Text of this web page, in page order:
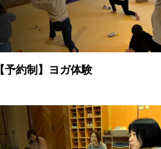
【予約制】ヨガ体験